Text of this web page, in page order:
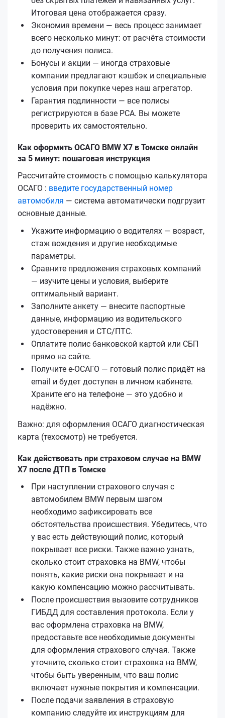
Итоговая цена отображается сразу.
Экономия времени — весь процесс занимает
всего несколько минут: от расчёта стоимости
до получения полиса.
Бонусы и акции — иногда страховые
компании предлагают кэшбэк и специальные
условия при покупке через наш агрегатор.
Гарантия подлинности — все полисы
регистрируются в базе РСА. Вы можете
проверить их самостоятельно.
Как оформить ОСАГО BMW X7 в Томске онлайн
за 5 минут: пошаговая инструкция
Рассчитайте стоимость с помощью калькулятора
ОСАГО : введите государственный номер
автомобиля — система автоматически подгрузит
основные данные.
Укажите информацию о водителях — возраст,
стаж вождения и другие необходимые
параметры.
Сравните предложения страховых компаний
— изучите цены и условия, выберите
оптимальный вариант.
Заполните анкету — внесите паспортные
данные, информацию из водительского
удостоверения и СТС/ПТС.
Оплатите полис банковской картой или СБП
прямо на сайте.
Получите е‑ОСАГО — готовый полис придёт на
email и будет доступен в личном кабинете.
Храните его на телефоне — это удобно и
надёжно.
Важно: для оформления ОСАГО диагностическая
карта (техосмотр) не требуется.
Как действовать при страховом случае на BMW
X7 после ДТП в Томске
При наступлении страхового случая с
автомобилем BMW первым шагом
необходимо зафиксировать все
обстоятельства происшествия. Убедитесь, что
у вас есть действующий полис, который
покрывает все риски. Также важно узнать,
сколько стоит страховка на BMW, чтобы
понять, какие риски она покрывает и на
какую компенсацию можно рассчитывать.
После происшествия вызовите сотрудников
ГИБДД для составления протокола. Если у
вас оформлена страховка на BMW,
предоставьте все необходимые документы
для оформления страхового случая. Также
уточните, сколько стоит страховка на BMW,
чтобы быть уверенным, что ваш полис
включает нужные покрытия и компенсации.
После подачи заявления в страховую
компанию следуйте их инструкциям для